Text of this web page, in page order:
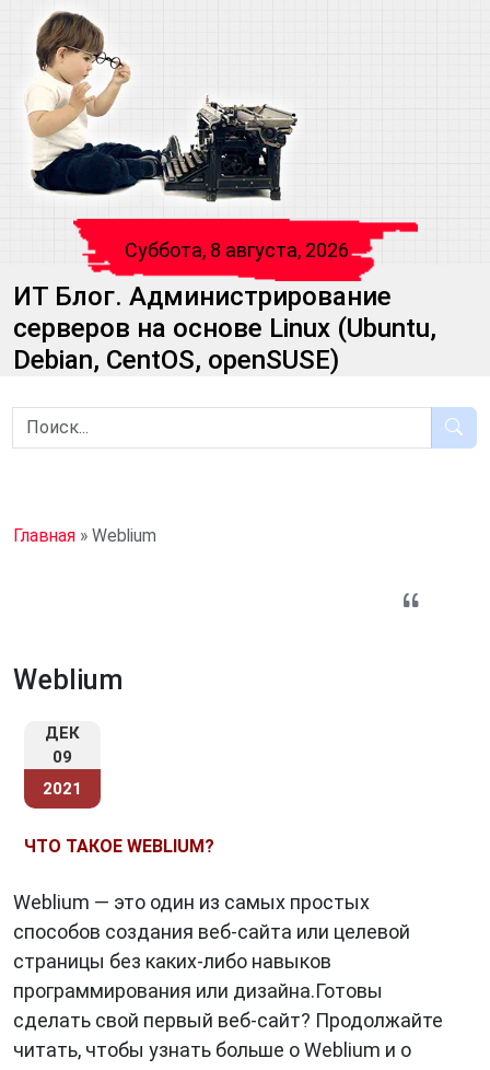
Суббота, 8 августа, 2026
ИТ Блог. Администрирование
серверов на основе Linux (Ubuntu,
Debian, CentOS, openSUSE)
Главная » Weblium
Weblium
ДЕК
09
2021
ЧТО ТАКОЕ WEBLIUM?
Weblium — это один из самых простых
способов создания веб-сайта или целевой
страницы без каких-либо навыков
программирования или дизайна.Готовы
сделать свой первый веб-сайт? Продолжайте
читать, чтобы узнать больше о Weblium и о